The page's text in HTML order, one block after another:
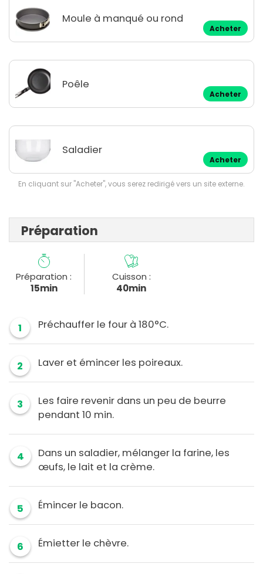
Moule à manqué ou rond
Acheter
Poêle
Acheter
Saladier
Acheter
En cliquant sur "Acheter", vous serez redirigé vers un site externe.
Préparation
Préparation :
15min
Cuisson :
40min
1 Préchauffer le four à 180°C.
2 Laver et émincer les poireaux.
3
Les faire revenir dans un peu de beurre
pendant 10 min.
4
Dans un saladier, mélanger la farine, les
œufs, le lait et la crème.
5 Émincer le bacon.
6 Émietter le chèvre.